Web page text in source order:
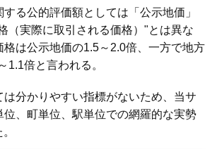
る公的評価額としては「公示地価」
（実際に取引される価格）"とは異な
格は公示地価の1.5～2.0倍、一方で地方
1.1倍と言われる。
分かりやすい指標がないため、当サ
位、町単位、駅単位での網羅的な実勢